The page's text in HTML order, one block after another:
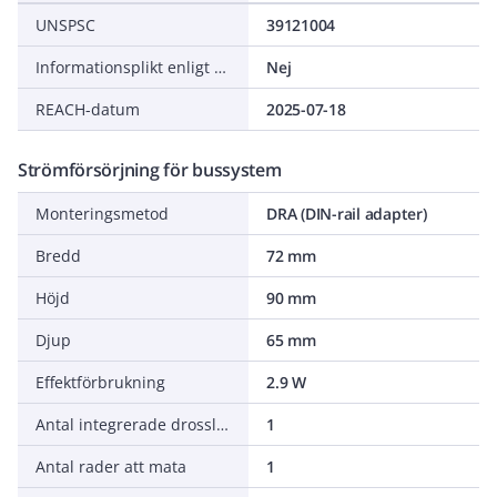
UNSPSC
39121004
Informationsplikt enligt REACH
Nej
REACH-datum
2025-07-18
Strömförsörjning för bussystem
Monteringsmetod
DRA (DIN-rail adapter)
Bredd
72 mm
Höjd
90 mm
Djup
65 mm
Effektförbrukning
2.9 W
Antal integrerade drosslar
1
Antal rader att mata
1